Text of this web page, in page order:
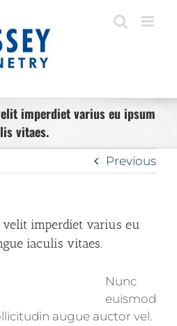
imperdiet varius eu ipsum
vitaes.
Previous
imperdiet varius eu
iaculis vitaes.
Nunc
euismod
augue auctor vel.